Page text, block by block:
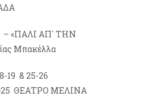
– «ΠΑΛΙ ΑΠ΄ ΤΗΝ
Μπακέλλα
19 & 25-26
ΘΕΑΤΡΟ ΜΕΛΙΝΑ